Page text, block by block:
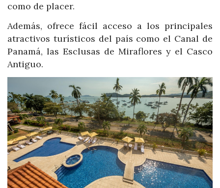
como de placer.
Además, ofrece fácil acceso a los principales
atractivos turísticos del país como el Canal de
Panamá, las Esclusas de Miraflores y el Casco
Antiguo.